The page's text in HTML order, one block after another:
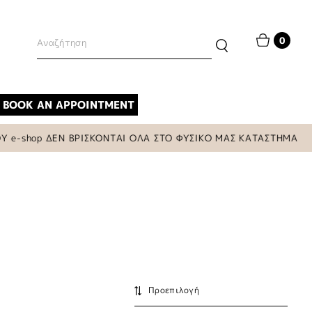
0
BOOK AN APPOINTMENT
ΔΕΝ ΒΡΙΣΚΟΝΤΑΙ ΟΛΑ ΣΤΟ ΦΥΣΙΚΟ ΜΑΣ ΚΑΤΑΣΤΗΜΑ